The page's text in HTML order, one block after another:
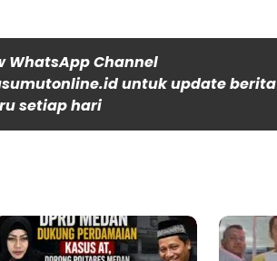
WhatsApp Channel
untuk update berita
setiap hari